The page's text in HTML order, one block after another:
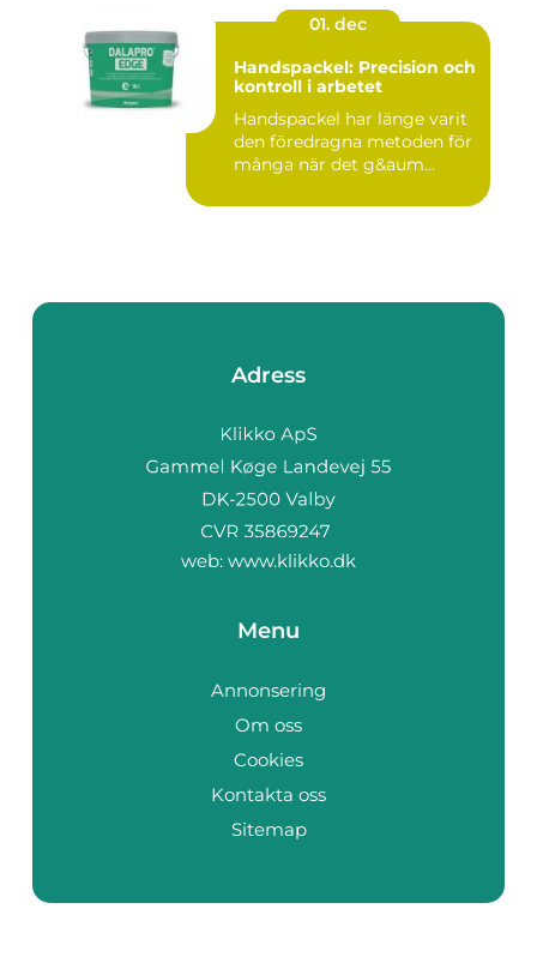
01. dec
Handspackel: Precision och
kontroll i arbetet
Handspackel har länge varit
den föredragna metoden för
många när det g&aum...
Adress
web: www.klikko.dk
Menu
Annonsering
Om oss
Cookies
Kontakta oss
Sitemap